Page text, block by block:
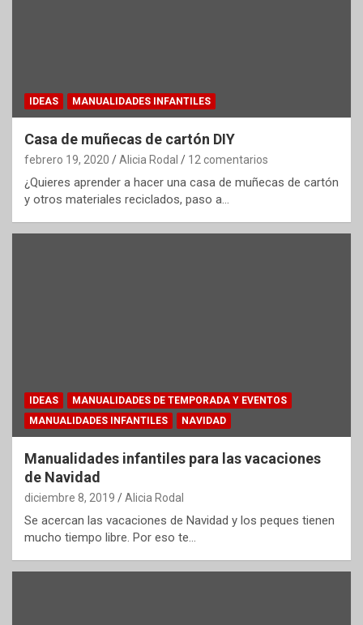
IDEAS MANUALIDADES INFANTILES
Casa de muñecas de cartón DIY
febrero 19, 2020 Alicia Rodal 12 comentarios
¿Quieres aprender a hacer una casa de muñecas de cartón
y otros materiales reciclados, paso a…
IDEAS
MANUALIDADES DE TEMPORADA Y EVENTOS
MANUALIDADES INFANTILES
NAVIDAD
Manualidades infantiles para las vacaciones
de Navidad
diciembre 8, 2019 Alicia Rodal
Se acercan las vacaciones de Navidad y los peques tienen
mucho tiempo libre. Por eso te…